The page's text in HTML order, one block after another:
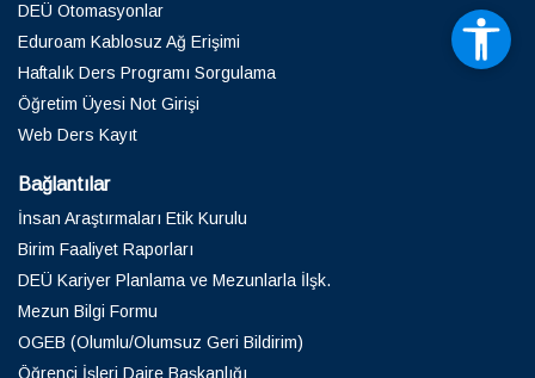
DEÜ Otomasyonlar
Eduroam Kablosuz Ağ Erişimi
Haftalık Ders Programı Sorgulama
Öğretim Üyesi Not Girişi
Web Ders Kayıt
Bağlantılar
İnsan Araştırmaları Etik Kurulu
Birim Faaliyet Raporları
DEÜ Kariyer Planlama ve Mezunlarla İlşk.
Mezun Bilgi Formu
OGEB (Olumlu/Olumsuz Geri Bildirim)
Öğrenci İşleri Daire Başkanlığı